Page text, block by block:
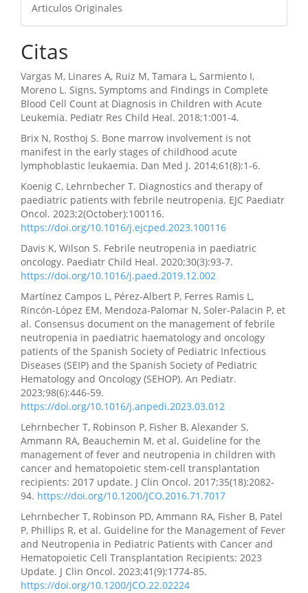
Articulos Originales
Citas
Vargas M, Linares A, Ruiz M, Tamara L, Sarmiento I,
Moreno L. Signs, Symptoms and Findings in Complete
Blood Cell Count at Diagnosis in Children with Acute
Leukemia. Pediatr Res Child Heal. 2018;1:001-4.
Brix N, Rosthoj S. Bone marrow involvement is not
manifest in the early stages of childhood acute
lymphoblastic leukaemia. Dan Med J. 2014;61(8):1-6.
Koenig C, Lehrnbecher T. Diagnostics and therapy of
paediatric patients with febrile neutropenia. EJC Paediatr
Oncol. 2023;2(October):100116.
https://doi.org/10.1016/j.ejcped.2023.100116
Davis K, Wilson S. Febrile neutropenia in paediatric
oncology. Paediatr Child Heal. 2020;30(3):93-7.
https://doi.org/10.1016/j.paed.2019.12.002
Martínez Campos L, Pérez-Albert P, Ferres Ramis L,
Rincón-López EM, Mendoza-Palomar N, Soler-Palacin P, et
al. Consensus document on the management of febrile
neutropenia in paediatric haematology and oncology
patients of the Spanish Society of Pediatric Infectious
Diseases (SEIP) and the Spanish Society of Pediatric
Hematology and Oncology (SEHOP). An Pediatr.
2023;98(6):446-59.
https://doi.org/10.1016/j.anpedi.2023.03.012
Lehrnbecher T, Robinson P, Fisher B, Alexander S,
Ammann RA, Beauchemin M, et al. Guideline for the
management of fever and neutropenia in children with
cancer and hematopoietic stem-cell transplantation
recipients: 2017 update. J Clin Oncol. 2017;35(18):2082-
94. https://doi.org/10.1200/JCO.2016.71.7017
Lehrnbecher T, Robinson PD, Ammann RA, Fisher B, Patel
P, Phillips R, et al. Guideline for the Management of Fever
and Neutropenia in Pediatric Patients with Cancer and
Hematopoietic Cell Transplantation Recipients: 2023
Update. J Clin Oncol. 2023;41(9):1774-85.
https://doi.org/10.1200/JCO.22.02224